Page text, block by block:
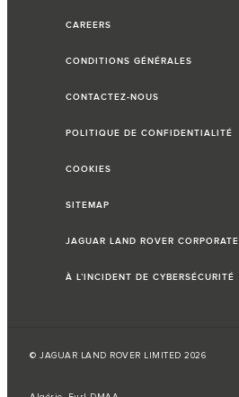
CAREERS
CONDITIONS GÉNÉRALES
CONTACTEZ-NOUS
POLITIQUE DE CONFIDENTIALITÉ
COOKIES
SITEMAP
JAGUAR LAND ROVER CORPORATE
À L’INCIDENT DE CYBERSÉCURITÉ
© JAGUAR LAND ROVER LIMITED 2026